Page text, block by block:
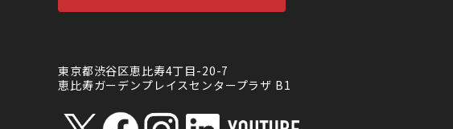
東京都渋谷区恵比寿4丁目-20-7
恵比寿ガーデンプレイスセンタープラザ B1